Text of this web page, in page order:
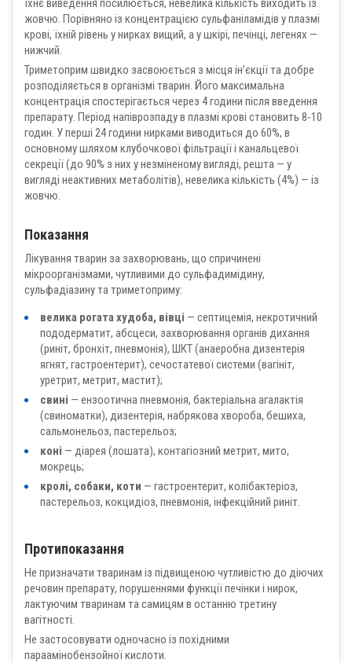
їхнє виведення посилюється, невелика кількість виходить із
жовчю. Порівняно із концентрацією сульфаніламідів у плазмі
крові, їхній рівень у нирках вищий, а у шкірі, печінці, легенях —
нижчий.
Триметоприм швидко засвоюється з місця ін’єкції та добре
розподіляється в організмі тварин. Його максимальна
концентрація спостерігається через 4 години після введення
препарату. Період напіврозпаду в плазмі крові становить 8-10
годин. У перші 24 години нирками виводиться до 60%, в
основному шляхом клубочкової фільтрації і канальцевої
секреції (до 90% з них у незміненому вигляді, решта — у
вигляді неактивних метаболітів), невелика кількість (4%) — із
жовчю.
Показання
Лікування тварин за захворювань, що спричинені
мікроорганізмами, чутливими до сульфадимідину,
cульфадіазину та триметоприму:
велика рогата худоба, вівці — септицемія, некротичний
пододерматит, абсцеси, захворювання органів дихання
(риніт, бронхіт, пневмонія), ШКТ (анаеробна дизентерія
ягнят, гастроентерит), сечостатевої системи (вагініт,
уретрит, метрит, мастит);
свині — ензоотична пневмонія, бактеріальна агалактія
(свиноматки), дизентерія, набрякова хвороба, бешиха,
сальмонельоз, пастерельоз;
коні — діарея (лошата), контагіозний метрит, мито,
мокрець;
кролі, собаки, коти — гастроентерит, колібактеріоз,
пастерельоз, кокцидіоз, пневмонія, інфекційний риніт.
Протипоказання
Не призначати тваринам із підвищеною чутливістю до діючих
речовин препарату, порушеннями функції печінки і нирок,
лактуючим тваринам та самицям в останню третину
вагітності.
Не застосовувати одночасно із похідними
параамінобензойної кислоти.